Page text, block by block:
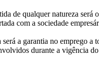
de qualquer natureza será
com a sociedade
será a garantia no emprego a
durante a vigência